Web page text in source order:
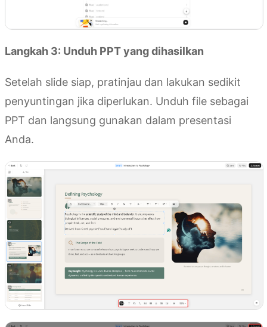
Langkah 3: Unduh PPT yang dihasilkan
Setelah slide siap, pratinjau dan lakukan sedikit
penyuntingan jika diperlukan. Unduh file sebagai
PPT dan langsung gunakan dalam presentasi
Anda.